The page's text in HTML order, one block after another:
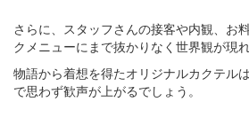
さらに、スタッフさんの接客や内観、お
クメニューにまで抜かりなく世界観が現れ
物語から着想を得たオリジナルカクテル
で思わず歓声が上がるでしょう。